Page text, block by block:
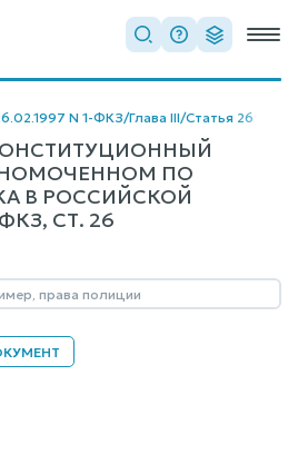
N 1-ФКЗ/Глава III/Статья 26
ПО
В РОССИЙСКОЙ
СТ. 26